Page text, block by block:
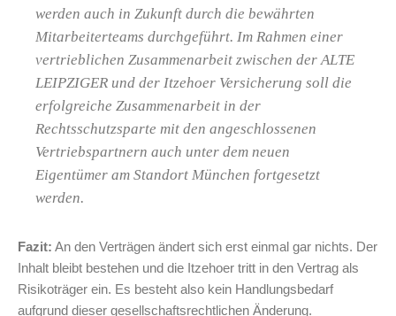
werden auch in Zukunft durch die bewährten
Mitarbeiterteams durchgeführt. Im Rahmen einer
vertrieblichen Zusammenarbeit zwischen der ALTE
LEIPZIGER und der Itzehoer Versicherung soll die
erfolgreiche Zusammenarbeit in der
Rechtsschutzsparte mit den angeschlossenen
Vertriebspartnern auch unter dem neuen
Eigentümer am Standort München fortgesetzt
werden.
Fazit: An den Verträgen ändert sich erst einmal gar nichts. Der
Inhalt bleibt bestehen und die Itzehoer tritt in den Vertrag als
Risikoträger ein. Es besteht also kein Handlungsbedarf
aufgrund dieser gesellschaftsrechtlichen Änderung.